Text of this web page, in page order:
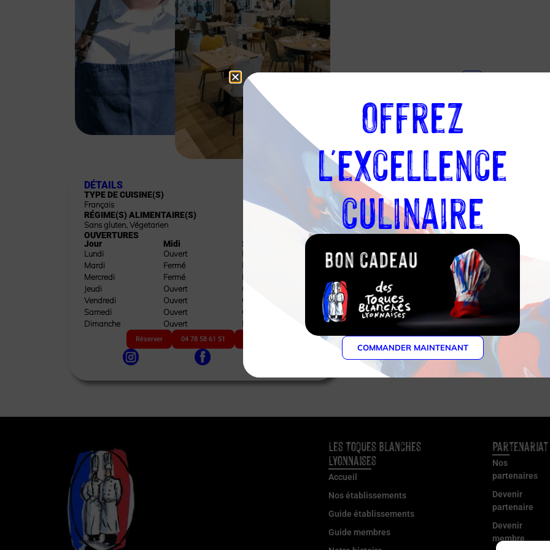
DÉTAILS
TYPE DE CUISINE(S)
Français
RÉGIME(S) ALIMENTAIRE(S)
Sans gluten, Végetarien
OUVERTURES
Jour
Lundi
Mardi
Mercredi
Jeudi
Vendredi
Samedi
Dimanche
Midi
Ouvert
Fermé
Fermé
Ouvert
Ouvert
Ouvert
Ouvert
Soir
Fermé
Fermé
Fermé
Ouvert
Ouvert
Ouvert
Fermé
Réserver 04 78 58 61 51
Les Toques Blanches
Lyonnaises
Accueil
Nos établissements
Guide établissements
Guide membres
Partenariat
Nos
partenaires
Devenir
partenaire
Devenir
membre
Offrez
l'excellence
culinaire
COMMANDER MAINTENANT